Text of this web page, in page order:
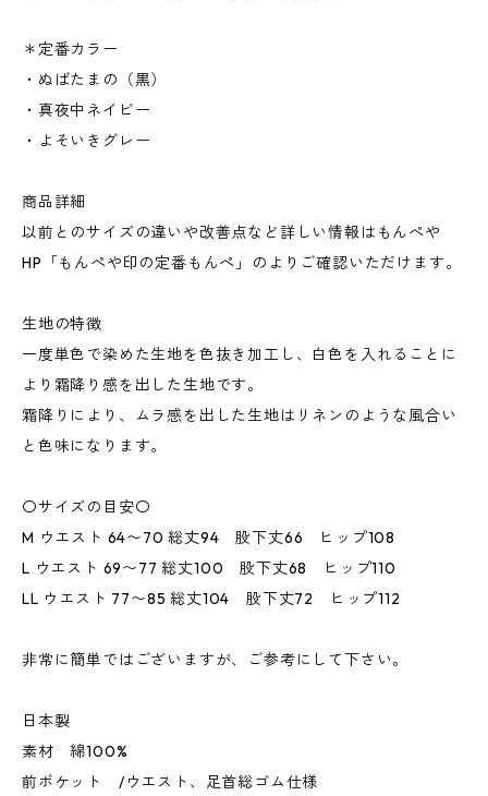
＊定番カラー
・ぬばたまの（黒）
・真夜中ネイビー
・よそいきグレー
商品詳細
以前とのサイズの違いや改善点など詳しい情報はもんぺや
HP「もんぺや印の定番もんぺ」のよりご確認いただけます。
生地の特徴
一度単色で染めた生地を色抜き加工し、白色を入れることに
より霜降り感を出した生地です。
霜降りにより、ムラ感を出した生地はリネンのような風合い
と色味になります。
〇サイズの目安〇
M ウエスト 64〜70 総丈94 股下丈66 ヒップ108
L ウエスト 69〜77 総丈100 股下丈68 ヒップ110
LL ウエスト 77〜85 総丈104 股下丈72 ヒップ112
非常に簡単ではございますが、ご参考にして下さい。
日本製
素材 綿100%
前ポケット /ウエスト、足首総ゴム仕様